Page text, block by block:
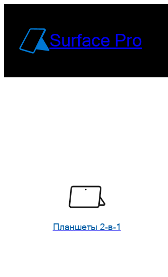
содержимомуSurface Pro
Планшеты 2-в-1